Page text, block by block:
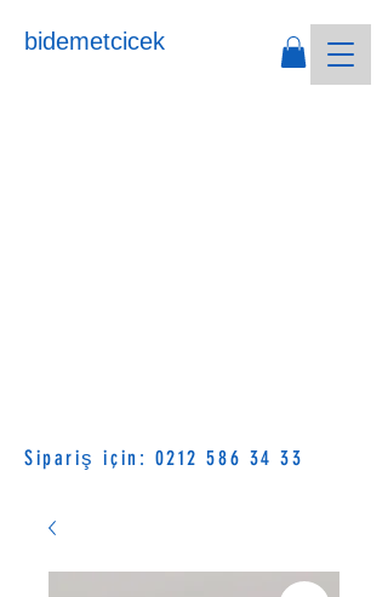
Sipariş için: 0212 586 34 33
bidemetcicek